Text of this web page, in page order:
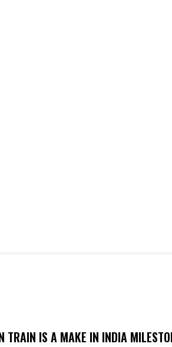
TRAIN IS A MAKE IN INDIA